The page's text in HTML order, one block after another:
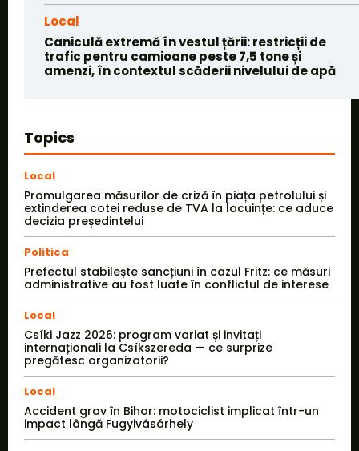
Local
Caniculă extremă în vestul țării: restricții de
trafic pentru camioane peste 7,5 tone și
amenzi, în contextul scăderii nivelului de apă
Topics
Local
Promulgarea măsurilor de criză în piața petrolului și
extinderea cotei reduse de TVA la locuințe: ce aduce
decizia președintelui
Politica
Prefectul stabilește sancțiuni în cazul Fritz: ce măsuri
administrative au fost luate în conflictul de interese
Local
Csíki Jazz 2026: program variat și invitați
internaționali la Csíkszereda — ce surprize
pregătesc organizatorii?
Local
Accident grav în Bihor: motociclist implicat într-un
impact lângă Fugyivásárhely